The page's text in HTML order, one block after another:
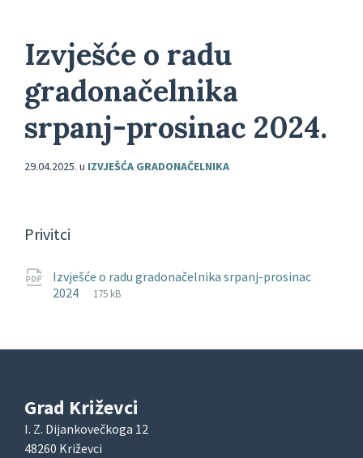
Izvješće o radu
gradonačelnika
srpanj-prosinac 2024.
29.04.2025. u IZVJEŠĆA GRADONAČELNIKA
Privitci
Izvješće o radu gradonačelnika srpanj-prosinac
2024
File
pdf
File
175 kB
Grad Križevci
I. Z. Dijankovečkoga 12
48260 Križevci